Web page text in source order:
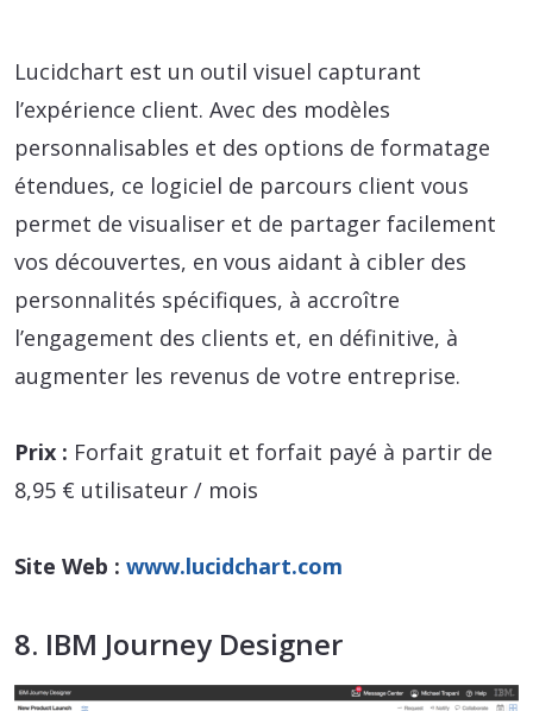
Lucidchart est un outil visuel capturant
l’expérience client. Avec des modèles
personnalisables et des options de formatage
étendues, ce logiciel de parcours client vous
permet de visualiser et de partager facilement
vos découvertes, en vous aidant à cibler des
personnalités spécifiques, à accroître
l’engagement des clients et, en définitive, à
augmenter les revenus de votre entreprise.
Prix : Forfait gratuit et forfait payé à partir de
8,95 € utilisateur / mois
Site Web : www.lucidchart.com
8. IBM Journey Designer